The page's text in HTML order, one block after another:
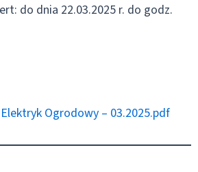
do dnia 22.03.2025 r. do godz.
Ogrodowy – 03.2025.pdf